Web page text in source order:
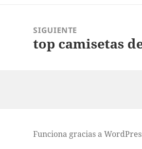
SIGUIENTE
Entrada
top camisetas
Funciona gracias a